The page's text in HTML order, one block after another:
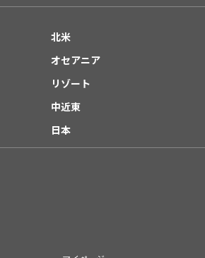
北米
オセアニア
リゾート
中近東
日本